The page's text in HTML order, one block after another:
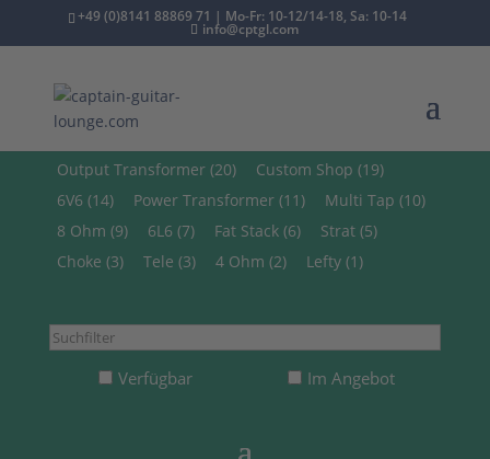
+49 (0)8141 88869 71 | Mo-Fr: 10-12/14-18, Sa: 10-14
info@cptgl.com
/ Shop
Output Transformer (20)
Custom Shop (19)
6V6 (14)
Power Transformer (11)
Multi Tap (10)
8 Ohm (9)
6L6 (7) Fat Stack (6)
Strat (5)
Choke (3)
Tele (3) 4 Ohm (2) Lefty (1)
Suchfilter
Verfügbar Im Angebot